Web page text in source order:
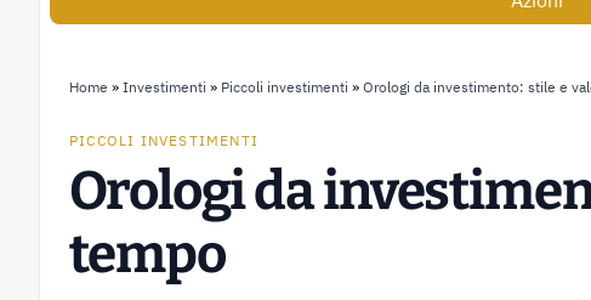
Home » Investimenti » Piccoli investimenti » Orologi da investimento: stile e
PICCOLI INVESTIMENTI
Orologi da
tempo